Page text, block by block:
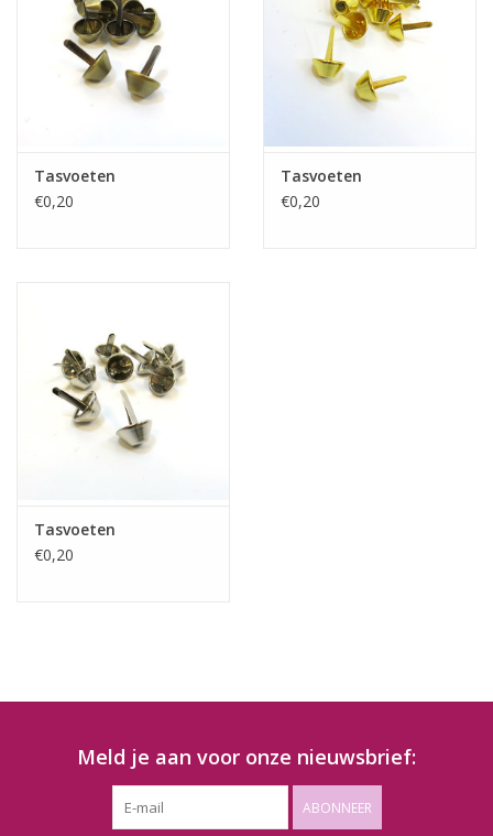
Tasvoeten
€0,20
Tasvoeten
€0,20
Tasvoeten
€0,20
Meld je aan voor onze nieuwsbrief:
ABONNEER